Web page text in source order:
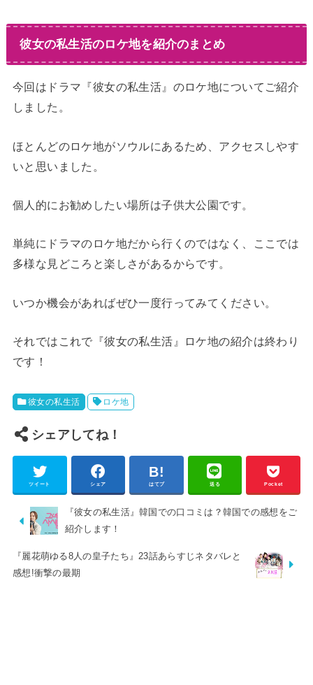
彼女の私生活のロケ地を紹介のまとめ
今回はドラマ『彼女の私生活』のロケ地についてご紹介
しました。
ほとんどのロケ地がソウルにあるため、アクセスしやす
いと思いました。
個人的にお勧めしたい場所は子供大公園です。
単純にドラマのロケ地だから行くのではなく、ここでは
多様な見どころと楽しさがあるからです。
いつか機会があればぜひ一度行ってみてください。
それではこれで『彼女の私生活』ロケ地の紹介は終わり
です！
彼女の私生活 ロケ地
シェアしてね！
ツイート シェア はてブ 送る Pocket
『彼女の私生活』韓国での口コミは？韓国での感想をご
紹介します！
『麗花萌ゆる8人の皇子たち』23話あらすじネタバレと
感想!衝撃の最期